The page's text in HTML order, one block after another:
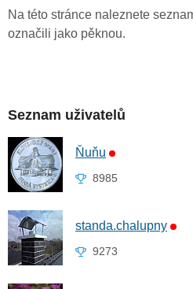
Na této stránce naleznete
označili jako pěknou.
Seznam uživatelů
Ňuňu
8985
standa.chalupny
9273